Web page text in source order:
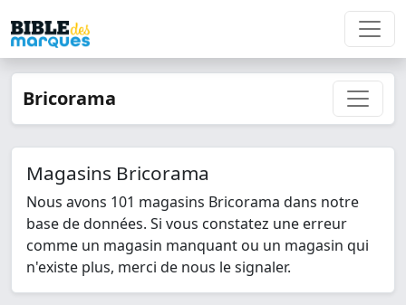
Bricorama
magasins Bricorama
Nous avons 101 magasins Bricorama dans notre
base de données. Si vous constatez une erreur
comme un magasin manquant ou un magasin qui
n'existe plus, merci de nous le signaler.